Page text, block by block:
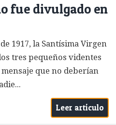
fue divulgado en
1917, la Santísima Virgen
tres pequeños videntes
mensaje que no deberían
Leer artículo